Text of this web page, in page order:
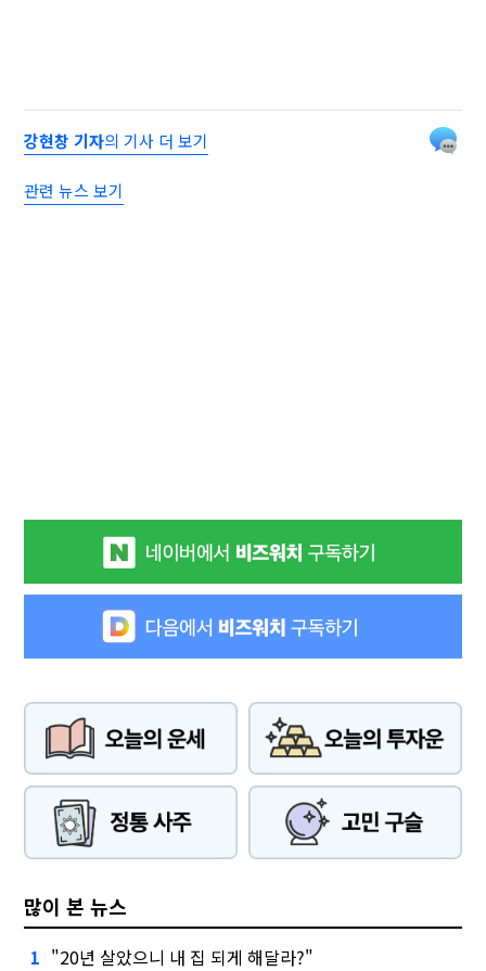
강현창 기자의 기사 더 보기
관련 뉴스 보기
많이 본 뉴스
1 "20년 살았으니 내 집 되게 해달라?"